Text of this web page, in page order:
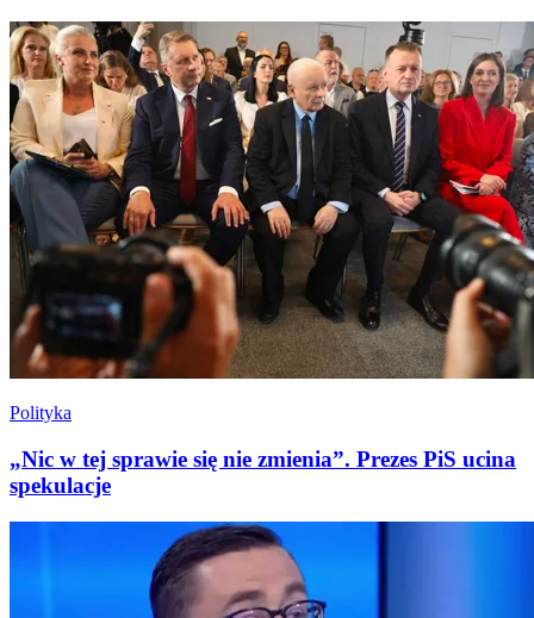
Polityka
„Nic w tej sprawie się nie zmienia”. Prezes PiS ucina
spekulacje